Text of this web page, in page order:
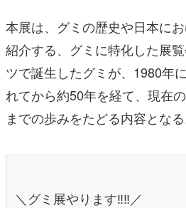
本展は、グミの歴史や日本に
紹介する、グミに特化した展
ツで誕生したグミが、1980年
れてから約50年を経て、現在
までの歩みをたどる内容となる
＼グミ展やります‼️‼️／